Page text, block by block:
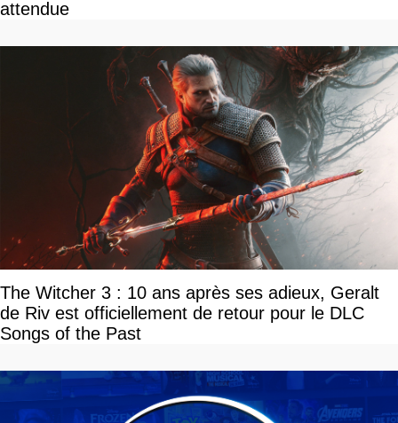
attendue
The Witcher 3 : 10 ans après ses adieux, Geralt
de Riv est officiellement de retour pour le DLC
Songs of the Past